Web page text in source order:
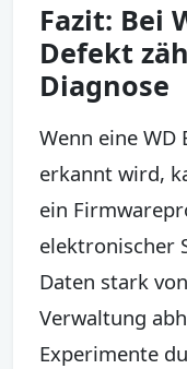
Fazit: Bei
Defekt
Diagnose
Wenn eine WD
erkannt wird,
ein
elektronischer
Daten stark
Verwaltung
Experimente